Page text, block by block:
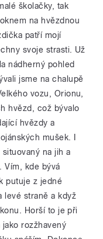
školačky, tak
na hvězdnou
patří mojí
svoje strasti. Už
nádherný pohled
jsme na chalupě
vozu, Orionu,
hvězd, což bývalo
hvězdy a
mušek. I
na jih a
Vím, kde bývá
putuje z jedné
levé straně a když
Horší to je při
rozžhavený